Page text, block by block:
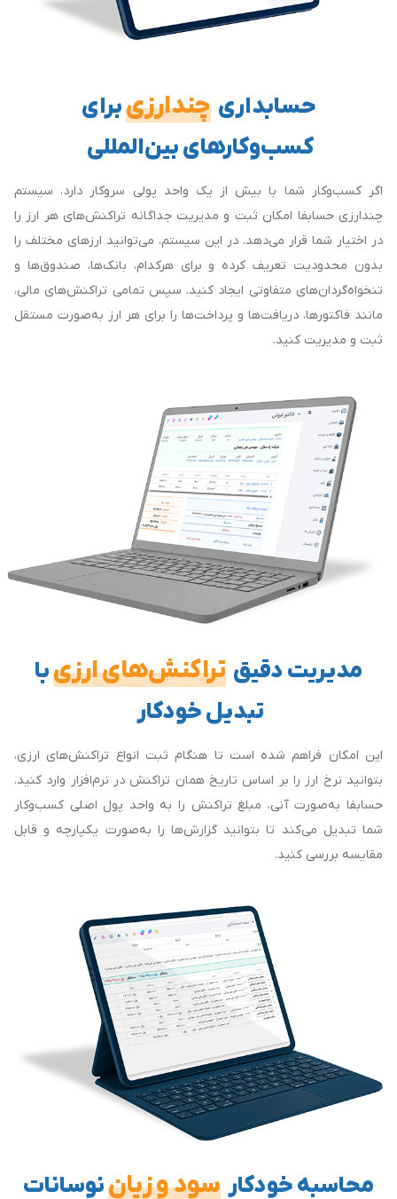
حسابداری چندارزیبرای
کسب‌وکارهای بین‌المللی
اگر کسب‌وکار شما با بیش از یک واحد پولی سروکار دارد، سیستم
چندارزی حسابفا امکان ثبت و مدیریت جداگانه تراکنش‌های هر ارز را
در اختیار شما قرار می‌دهد. در این سیستم، می‌توانید ارزهای مختلف را
بدون محدودیت تعریف کرده و برای هرکدام، بانک‌ها، صندوق‌ها و
تنخواه‌گردان‌های متفاوتی ایجاد کنید. سپس تمامی تراکنش‌های مالی،
مانند فاکتورها، دریافت‌ها و پرداخت‌ها را برای هر ارز به‌صورت مستقل
ثبت و مدیریت کنید.
مدیریت دقیق تراکنش‌های ارزیبا
تبدیل خودکار
این امکان فراهم شده است تا هنگام ثبت انواع تراکنش‌های ارزی،
بتوانید نرخ ارز را بر اساس تاریخ همان تراکنش در نرم‌افزار وارد کنید.
حسابفا به‌صورت آنی، مبلغ تراکنش را به واحد پول اصلی کسب‌وکار
شما تبدیل می‌کند تا بتوانید گزارش‌ها را به‌صورت یکپارچه و قابل‌
مقایسه بررسی کنید.
محاسبه خودکار سود و زیاننوسانات